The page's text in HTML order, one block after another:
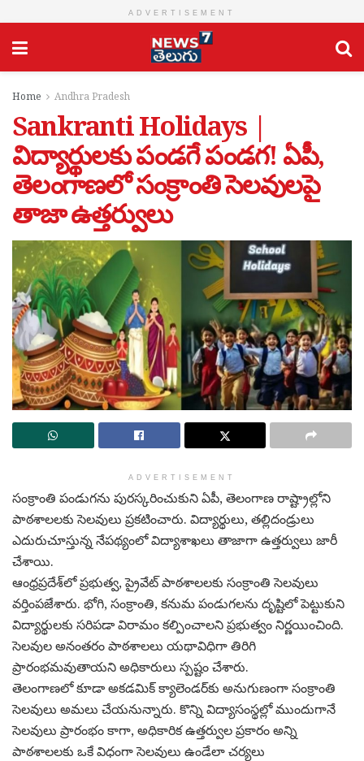
ADVERTISEMENT
Home Andhra Pradesh
Sankranti Holidays |
విద్యార్థులకు పండగే పండగ! ఏపీ,
తెలంగాణలో సంక్రాంతి సెలవులపై
తాజా ఉత్తర్వులు
ADVERTISEMENT
సంక్రాంతి పండుగను పురస్కరించుకుని ఏపీ, తెలంగాణ రాష్ట్రాల్లోని
పాఠశాలలకు సెలవులు ప్రకటించారు. విద్యార్థులు, తల్లిదండ్రులు
ఎదురుచూస్తున్న నేపథ్యంలో విద్యాశాఖలు తాజాగా ఉత్తర్వులు జారీ
చేశాయి.
ఆంధ్రప్రదేశ్‌లో ప్రభుత్వ, ప్రైవేట్ పాఠశాలలకు సంక్రాంతి సెలవులు
వర్తింపజేశారు. భోగి, సంక్రాంతి, కనుమ పండుగలను దృష్టిలో పెట్టుకుని
విద్యార్థులకు సరిపడా విరామం కల్పించాలని ప్రభుత్వం నిర్ణయించింది.
సెలవుల అనంతరం పాఠశాలలు యథావిధిగా తిరిగి
ప్రారంభమవుతాయని అధికారులు స్పష్టం చేశారు.
తెలంగాణలో కూడా అకడమిక్ క్యాలెండర్‌కు అనుగుణంగా సంక్రాంతి
సెలవులు అమలు చేయనున్నారు. కొన్ని విద్యాసంస్థల్లో ముందుగానే
సెలవులు ప్రారంభం కాగా, అధికారిక ఉత్తర్వుల ప్రకారం అన్ని
పాఠశాలలకు ఒకే విధంగా సెలవులు ఉండేలా చర్యలు